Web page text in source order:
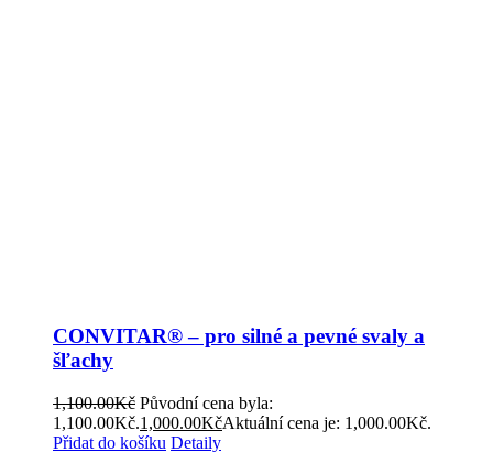
CONVITAR® – pro silné a pevné svaly a
šľachy
1,100.00Kč Původní cena byla:
1,100.00Kč.1,000.00KčAktuální cena je: 1,000.00Kč.
Přidat do košíku Detaily